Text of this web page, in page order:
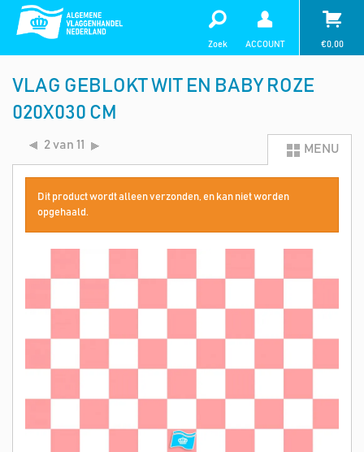
Zoek ACCOUNT €0,00
VLAG GEBLOKT WIT EN BABY ROZE
020X030 CM
2 van 11 MENU
Dit product wordt alleen verzonden, en kan niet worden
opgehaald.